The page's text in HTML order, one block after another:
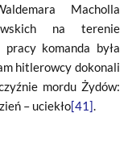
Macholla
na terenie
komanda była
hitlerowcy dokonali
mordu Żydów:
– uciekło[41].